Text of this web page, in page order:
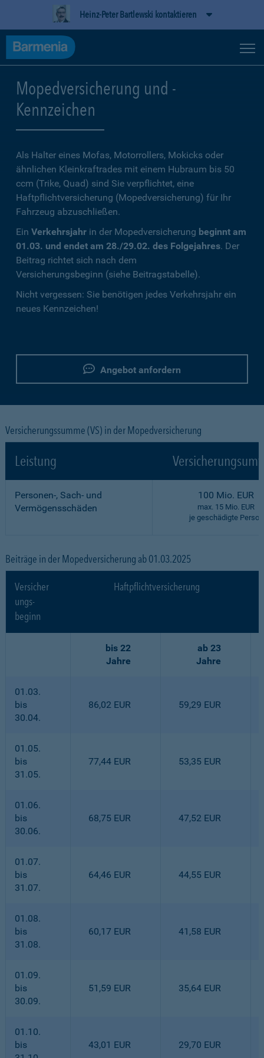
Heinz-Peter Bartlewski kontaktieren
Mopedversicherung und -
Kennzeichen
Als Halter eines Mofas, Motorrollers, Mokicks oder
ähnlichen Kleinkraftrades mit einem Hubraum bis 50
ccm (Trike, Quad) sind Sie verpflichtet, eine
Haftpflichtversicherung (Mopedversicherung) für Ihr
Fahrzeug abzuschließen.
Ein Verkehrsjahr in der Mopedversicherung beginnt am
01.03. und endet am 28./29.02. des Folgejahres. Der
Beitrag richtet sich nach dem
Versicherungsbeginn (siehe Beitragstabelle).
Nicht vergessen: Sie benötigen jedes Verkehrsjahr ein
neues Kennzeichen!
Angebot anfordern
Versicherungssumme (VS) in der Mopedversicherung
Leistung
Personen-, Sach- und
Vermögensschäden
100 Mio. EUR
max. 15 Mio. EUR
je geschädigte Person
Beiträge in der Mopedversicherung ab 01.03.2025
Versicher
ungs-
beginn
Haftpflichtversicherung
bis 22
Jahre
ab 23
Jahre
01.03.
bis
30.04.
86,02 EUR 59,29 EUR
01.05.
bis
31.05.
77,44 EUR 53,35 EUR
01.06.
bis
30.06.
68,75 EUR 47,52 EUR
01.07.
bis
31.07.
64,46 EUR 44,55 EUR
01.08.
bis
31.08.
60,17 EUR 41,58 EUR
01.09.
bis
30.09.
51,59 EUR 35,64 EUR
01.10.
bis
43,01 EUR 29,70 EUR